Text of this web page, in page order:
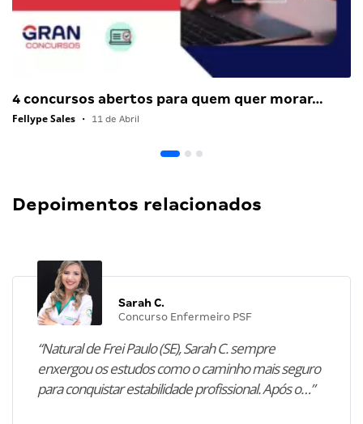
4 concursos abertos para quem quer morar…
Fellype Sales • 11 de Abril
Depoimentos relacionados
Sarah C.
Concurso Enfermeiro PSF
“Natural de Frei Paulo (SE), Sarah C. sempre
enxergou os estudos como o caminho mais seguro
para conquistar estabilidade profissional. Após o…”